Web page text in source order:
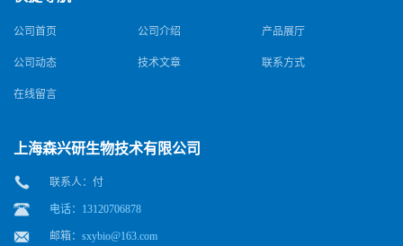
公司首页 公司介绍 产品展厅
公司动态 技术文章 联系方式
在线留言
上海森兴研生物技术有限公司
联系人：付
电话：13120706878
邮箱： sxybio@163.com